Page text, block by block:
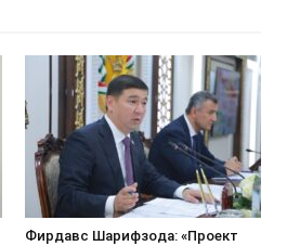
Фирдавс Шарифзода: «Проект